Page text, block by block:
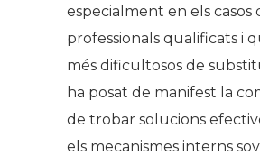
especialment en els casos
professionals qualificats i
més dificultosos de
ha posat de manifest la
de trobar solucions
els mecanismes interns